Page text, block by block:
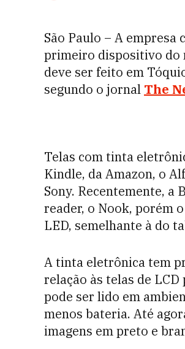
São Paulo – A
primeiro dispositivo do
deve ser feito em
segundo o jornal The
Telas com tinta
Kindle, da Amazon, o
Sony. Recentemente, a
reader, o Nook, porém
LED, semelhante à do
A tinta eletrônica tem
relação às telas de
pode ser lido em
menos bateria. Até
imagens em preto e